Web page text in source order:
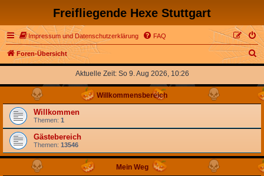
Freifliegende Hexe Stuttgart
Impressum und Datenschutzerklärung FAQ
Foren-Übersicht
S
u
h
Aktuelle Zeit: So 9. Aug 2026, 10:26
Willkommensbereich
Willkommen
Themen: 1
Gästebereich
Themen: 13546
Mein Weg